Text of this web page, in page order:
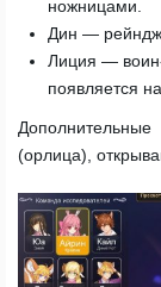
ножницами.
Дин —
Лиция —
появляется
(орлица),